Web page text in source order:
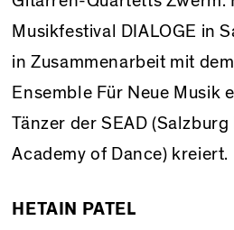
Musikfestival DIALOGE in
in Zusammenarbeit mit
Ensemble Für Neue Musik
Tänzer der SEAD (Salzburg
Academy of Dance) kreiert.
HETAIN PATEL